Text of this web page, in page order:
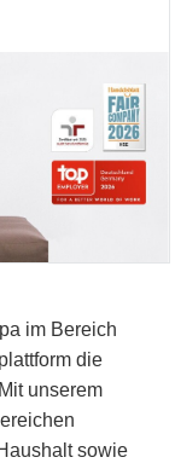
im Bereich
die
unserem
sowie